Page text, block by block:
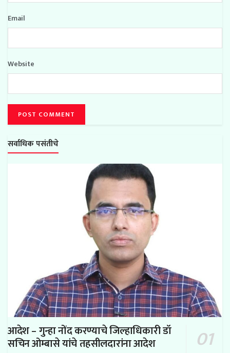
Email
Website
सर्वाधिक पसंतीचे
आदेश – गुन्हा नोंद करण्याचे जिल्हाधिकारी डॉ
सचिन ओम्बासे यांचे तहसीलदारांना आदेश